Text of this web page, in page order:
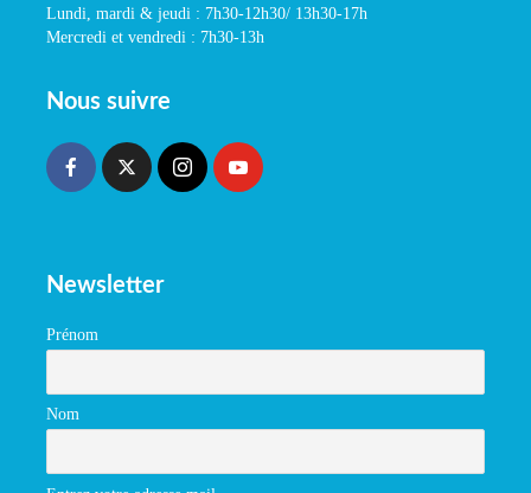
Lundi, mardi & jeudi : 7h30-12h30/ 13h30-17h
Mercredi et vendredi : 7h30-13h
Nous suivre
Newsletter
Prénom
Nom